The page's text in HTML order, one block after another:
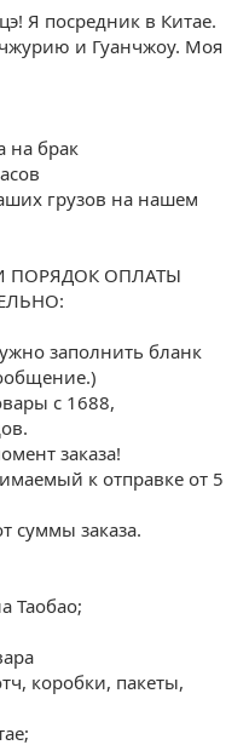
з
д
Я посредник в Китае.
и Гуанчжоу. Моя
на брак
грузов на нашем
ПОРЯДОК ОПЛАТЫ
заполнить бланк
с 1688,
заказа!
к отправке от 5
суммы заказа.
Таобао;
коробки, пакеты,